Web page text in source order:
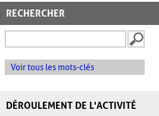
RECHERCHER
Voir tous les mots-clés
DÉROULEMENT DE L'ACTIVITÉ